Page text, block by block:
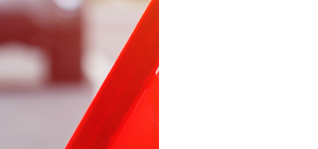
disponível
このページは現在利用できま
せん
Pagina non disponibile
هذه الصفحة غير متوفرة